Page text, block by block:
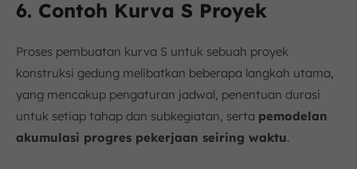
6. Contoh Kurva S Proyek
Proses pembuatan kurva S untuk sebuah proyek
konstruksi gedung melibatkan beberapa langkah utama,
yang mencakup pengaturan jadwal, penentuan durasi
untuk setiap tahap dan subkegiatan, serta pemodelan
akumulasi progres pekerjaan seiring waktu.